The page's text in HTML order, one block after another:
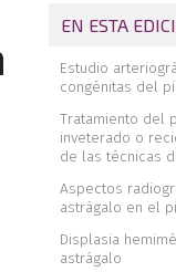
EN ESTA
Estudio
congénitas del
Tratamiento del
inveterado o
de las técnicas
Aspectos
astrágalo en el
Displasia
astrágalo